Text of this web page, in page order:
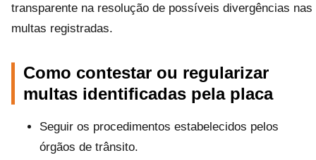
transparente na resolução de possíveis divergências nas
multas registradas.
Como contestar ou regularizar
multas identificadas pela placa
Seguir os procedimentos estabelecidos pelos
órgãos de trânsito.